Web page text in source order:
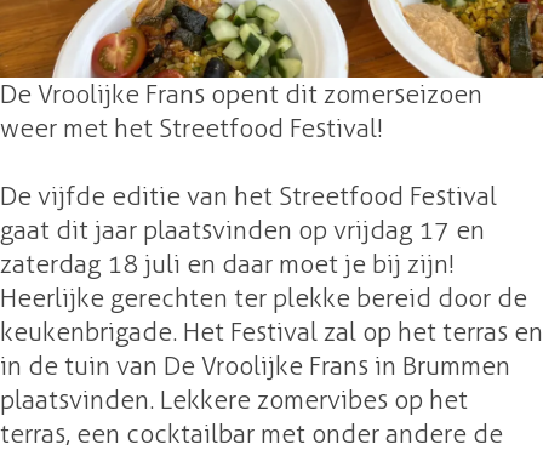
t
i
v
a
2
0
2
6
e
s
t
i
a
l
2
0
2
6
F
e
s
t
v
a
2
0
2
6
t
i
v
a
2
0
2
6
d
F
e
s
i
v
a
l
2
0
2
6
De Vroolijke Frans opent dit zomerseizoen
weer met het Streetfood Festival!
De vijfde editie van het Streetfood Festival
gaat dit jaar plaatsvinden op vrijdag 17 en
zaterdag 18 juli en daar moet je bij zijn!
Heerlijke gerechten ter plekke bereid door de
keukenbrigade. Het Festival zal op het terras en
in de tuin van De Vroolijke Frans in Brummen
plaatsvinden. Lekkere zomervibes op het
terras, een cocktailbar met onder andere de